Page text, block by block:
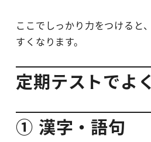
ここでしっかり力をつけると
すくなります。
定期テストでよ
① 漢字・語句